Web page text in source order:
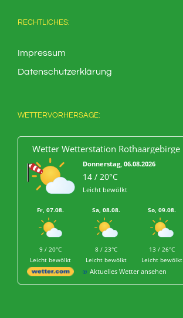
RECHTLICHES:
Impressum
Datenschutzerklärung
WETTERVORHERSAGE:
Wetter Wetterstation Rothaargebirge
Donnerstag, 06.08.2026
14 / 20°C
Leicht bewölkt
Fr, 07.08.
9 / 20°C
Leicht bewölkt
Sa, 08.08.
8 / 23°C
Leicht bewölkt
So, 09.08.
13 / 26°C
Leicht bewölkt
Aktuelles Wetter ansehen